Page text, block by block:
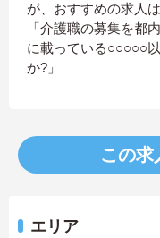
が、おすすめの求人
「介護職の募集を都
に載っている○○○○○
か?」
この求
エリア